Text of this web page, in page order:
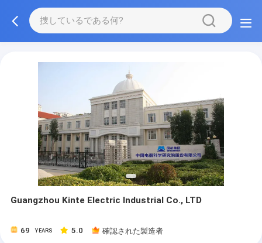
Guangzhou Kinte Electric Industrial Co., LTD
69 YEARS 5.0 確認された製造者